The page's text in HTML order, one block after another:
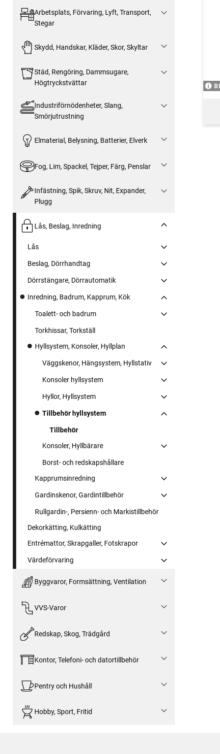
Arbetsplats, Förvaring, Lyft, Transport,
Stegar
Skydd, Handskar, Kläder, Skor, Skyltar
Städ, Rengöring, Dammsugare,
Högtryckstvättar
Industriförnödenheter, Slang,
Smörjutrustning
Elmaterial, Belysning, Batterier, Elverk
Fog, Lim, Spackel, Tejper, Färg, Penslar
Infästning, Spik, Skruv, Nit, Expander,
Plugg
Lås, Beslag, Inredning
Lås
Beslag, Dörrhandtag
Dörrstängare, Dörrautomatik
Inredning, Badrum, Kapprum, Kök
Toalett- och badrum
Torkhissar, Torkställ
Hyllsystem, Konsoler, Hyllplan
Väggskenor, Hängsystem, Hyllstativ
Konsoler hyllsystem
Hyllor, Hyllsystem
Tillbehör hyllsystem
Tillbehör
Konsoler, Hyllbärare
Borst- och redskapshållare
Kapprumsinredning
Gardinskenor, Gardintillbehör
Rullgardin-, Persienn- och Markistillbehör
Dekorkätting, Kulkätting
Entrémattor, Skrapgaller, Fotskrapor
Värdeförvaring
Byggvaror, Formsättning, Ventilation
VVS-Varor
Redskap, Skog, Trädgård
Kontor, Telefoni- och datortillbehör
Pentry och Hushåll
Hobby, Sport, Fritid